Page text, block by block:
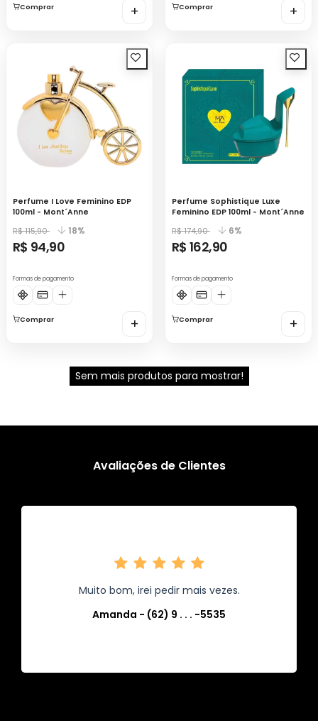
Comprar + Comprar +
Perfume I Love Feminino EDP
100ml - Mont´Anne
R$ 115,90 18%
R$ 94,90
Formas de pagamento
Comprar +
Perfume Sophistique Luxe
Feminino EDP 100ml - Mont´Anne
R$ 174,90 6%
R$ 162,90
Formas de pagamento
Comprar +
Sem mais produtos para mostrar!
Avaliações de Clientes
Muito bom, irei pedir mais vezes.
Amanda - (62) 9 . . . -5535